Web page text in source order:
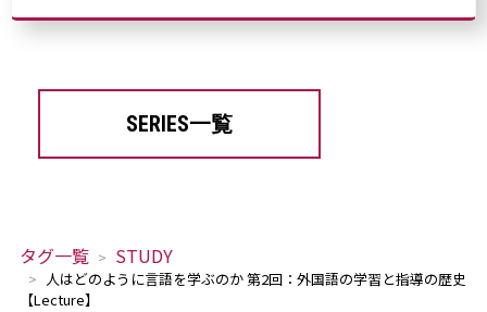
SERIES一覧
タグ一覧 STUDY
人はどのように言語を学ぶのか 第2回：外国語の学習と指導の歴史
【Lecture】